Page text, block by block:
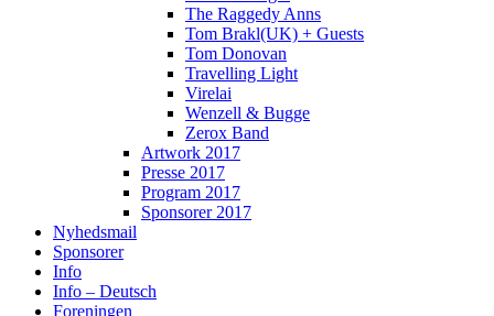
The Raggedy Anns
Tom Brakl(UK) + Guests
Tom Donovan
Travelling Light
Virelai
Wenzell & Bugge
Zerox Band
Artwork 2017
Presse 2017
Program 2017
Sponsorer 2017
Nyhedsmail
Sponsorer
Info
Info – Deutsch
Foreningen